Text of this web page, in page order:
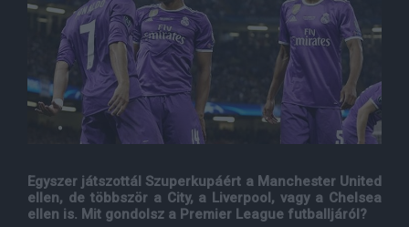
Egyszer játszottál Szuperkupáért a Manchester United
ellen, de többször a City, a Liverpool, vagy a Chelsea
ellen is. Mit gondolsz a Premier League futballjáról?